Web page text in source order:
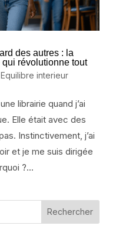
des autres : la
révolutionne tout
Equilibre interieur
librairie quand j’ai
Elle était avec des
Instinctivement, j’ai
et je me suis dirigée
?...
Rechercher